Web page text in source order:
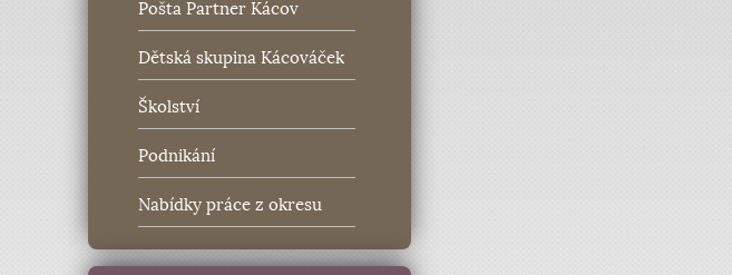
Pošta Partner Kácov
Dětská skupina Kácováček
Školství
Podnikání
Nabídky práce z okresu